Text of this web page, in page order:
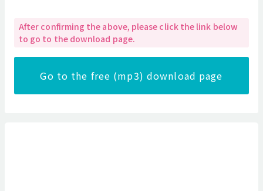
After confirming the above, please click the link below
to go to the download page.
Go to the free (mp3) download page